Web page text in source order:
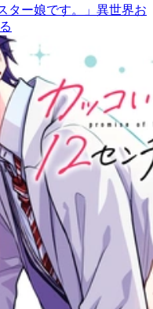
ター娘です。」異世界お